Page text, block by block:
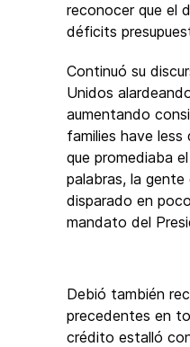
reconocer que el
déficits
Continuó su
Unidos
aumentando
families have
que promediaba
palabras, la
disparado en
mandato del
Debió también
precedentes en
crédito estalló